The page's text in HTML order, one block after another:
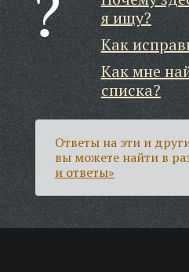
я ищу?
Как
Как мне
списка?
Ответы на эти и
вы можете найти в
и ответы»